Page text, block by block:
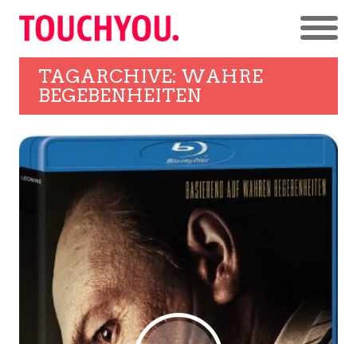
TAGARCHIVE: WAHRE
BEGEBENHEITEN